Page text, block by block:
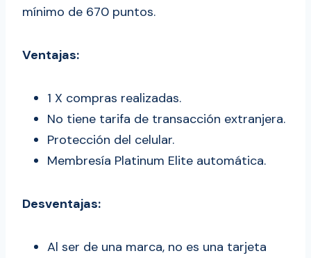
mínimo de 670 puntos.
Ventajas:
1 X compras realizadas.
No tiene tarifa de transacción extranjera.
Protección del celular.
Membresía Platinum Elite automática.
Desventajas:
Al ser de una marca, no es una tarjeta